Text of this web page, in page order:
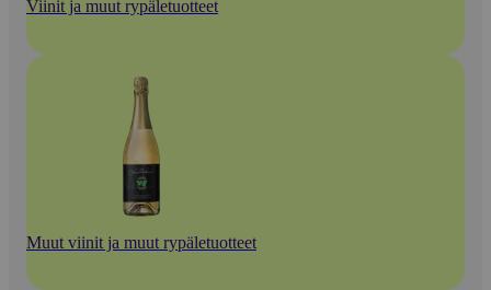
Viinit ja muut rypäletuotteet
Muut viinit ja muut rypäletuotteet